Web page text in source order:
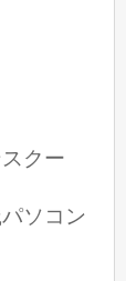
クー
ソコン